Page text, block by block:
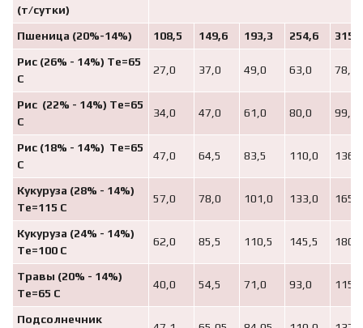
(т/сутки)
Пшеница (20%-14%)
108,5 149,6 193,3 254,6
315
Рис (26% - 14%) Те=65
С
27,0 37,0 49,0 63,0 78,0
Рис (22% - 14%) Те=65
С
34,0 47,0 61,0 80,0 99,0
Рис (18% - 14%) Те=65
С
47,0 64,5 83,5 110,0 136,0
Кукуруза (28% - 14%)
Те=115 С
57,0 78,0 101,0 133,0 165,0
Кукуруза (24% - 14%)
Те=100 С
62,0 85,5 110,5 145,5 180,0
Травы (20% - 14%)
Те=65 С
40,0 54,5 71,0 93,0 115,0
Подсолнечник